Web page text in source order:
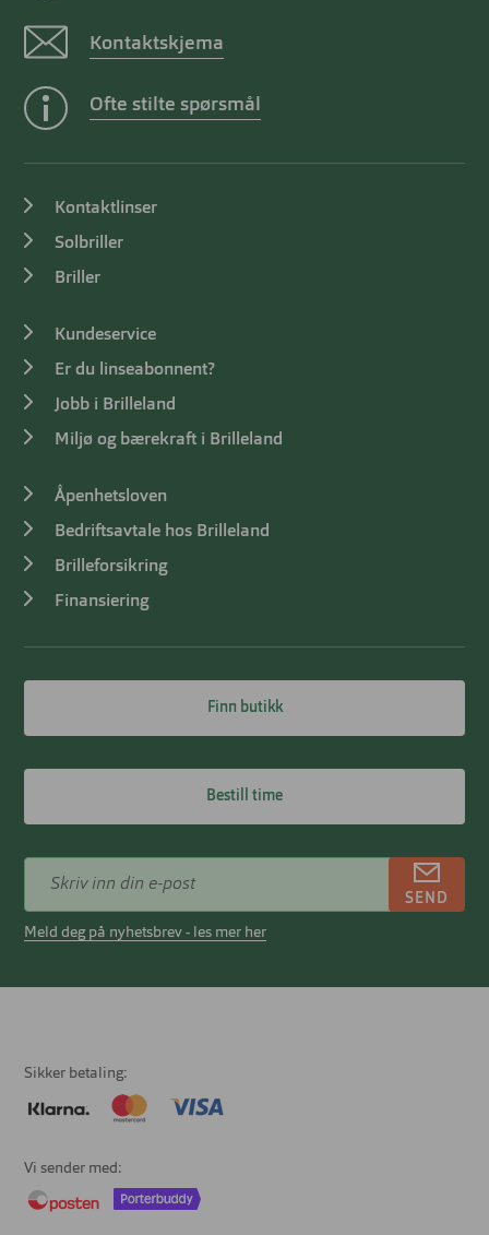
Kontaktskjema
Ofte stilte spørsmål
Kontaktlinser
Solbriller
Briller
Kundeservice
Er du linseabonnent?
Jobb i Brilleland
Miljø og bærekraft i Brilleland
Åpenhetsloven
Bedriftsavtale hos Brilleland
Brilleforsikring
Finansiering
Finn butikk
Bestill time
SEND
Meld deg på nyhetsbrev - les mer her
Sikker betaling
Vi sender med